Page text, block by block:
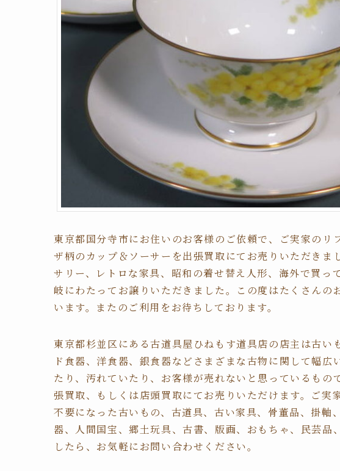
東京都国分寺市にお住いのお客様のご依頼で、ご実家のリ
ザ柄のカップ＆ソーサーを出張買取にてお売りいただきま
サリー、レトロな家具、昭和の着せ替え人形、海外で買っ
岐にわたってお譲りいただきました。この度はたくさん
います。またのご利用をお待ちしております。
東京都杉並区にある古道具屋ひねもす道具店の店主は古い
ド食器、洋食器、銀食器などさまざまな古物に関して幅
たり、汚れていたり、お客様が売れないと思っているもの
張買取、もしくは店頭買取にてお売りいただけます。ご実
不要になった古いもの、古道具、古い家具、骨董品、掛軸
器、人間国宝、郷土玩具、古書、版画、おもちゃ、民芸品
したら、お気軽にお問い合わせください。